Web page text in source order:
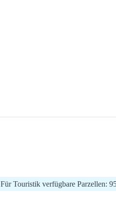
Für Touristik verfügbare Parzellen: